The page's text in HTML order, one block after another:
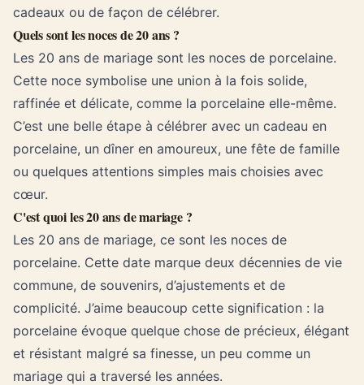
cadeaux ou de façon de célébrer.
Quels sont les noces de 20 ans ?
Les 20 ans de mariage sont les noces de porcelaine.
Cette noce symbolise une union à la fois solide,
raffinée et délicate, comme la porcelaine elle-même.
C’est une belle étape à célébrer avec un cadeau en
porcelaine, un dîner en amoureux, une fête de famille
ou quelques attentions simples mais choisies avec
cœur.
C'est quoi les 20 ans de mariage ?
Les 20 ans de mariage, ce sont les noces de
porcelaine. Cette date marque deux décennies de vie
commune, de souvenirs, d’ajustements et de
complicité. J’aime beaucoup cette signification : la
porcelaine évoque quelque chose de précieux, élégant
et résistant malgré sa finesse, un peu comme un
mariage qui a traversé les années.